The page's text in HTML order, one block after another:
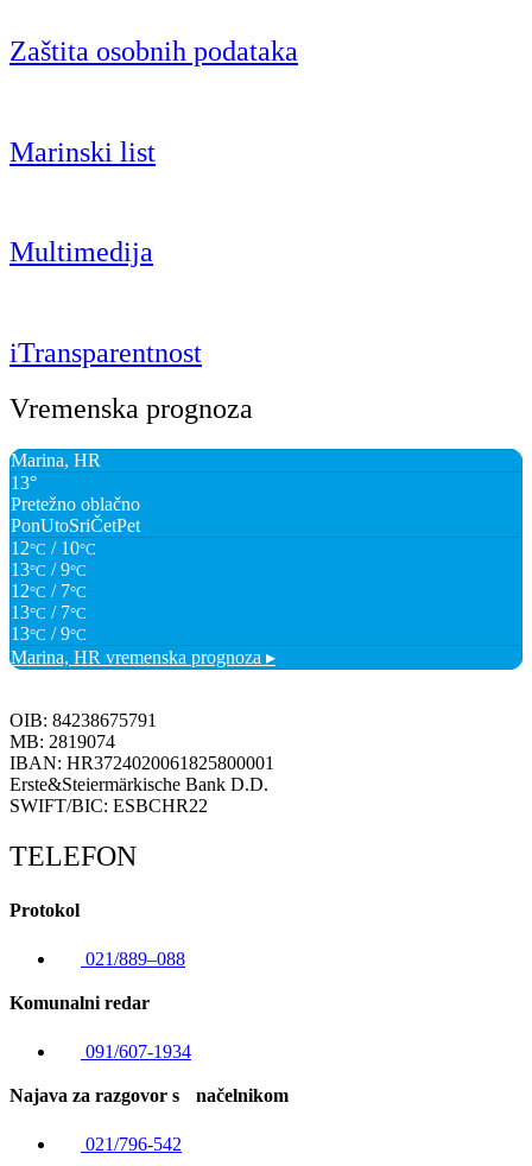
Zaštita osobnih podataka
Marinski list
Multimedija
iTransparentnost
Vremenska prognoza
Marina, HR
13°
Pretežno oblačno
PonUtoSriČetPet
12°C / 10°C
13°C / 9°C
12°C / 7°C
13°C / 7°C
13°C / 9°C
Marina, HR vremenska prognoza ▸
OIB: 84238675791
MB: 2819074
IBAN: HR3724020061825800001
Erste&Steiermärkische Bank D.D.
SWIFT/BIC: ESBCHR22
TELEFON
Protokol
021/889–088
Komunalni redar
091/607-1934
Najava za razgovor s načelnikom
021/796-542